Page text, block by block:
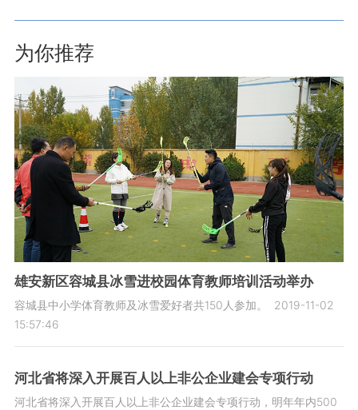
为你推荐
雄安新区容城县冰雪进校园体育教师培训活动举办
容城县中小学体育教师及冰雪爱好者共150人参加。
2019-11-02
15:57:46
河北省将深入开展百人以上非公企业建会专项行动
河北省将深入开展百人以上非公企业建会专项行动，明年年内500